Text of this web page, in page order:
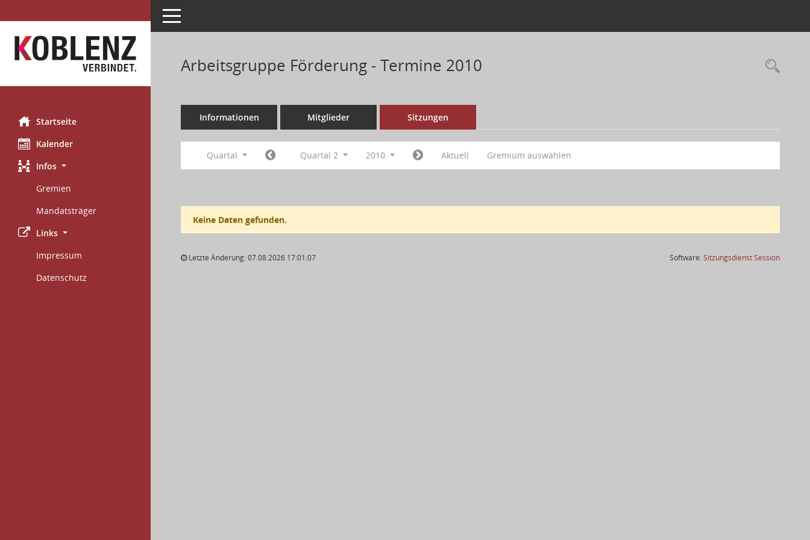
Startseite
Kalender
Infos
Gremien
Mandatsträger
Links
Impressum
Datenschutz
Toggle navigation
Arbeitsgruppe Förderung - Termine 2010
Informationen Mitglieder Sitzungen
Quartal Quartal 2 2010 Aktuell Gremium auswählen
Keine Daten gefunden.
Letzte Änderung: 07.08.2026 17:01:07 Software:SitzungsdienstSession(Wird in